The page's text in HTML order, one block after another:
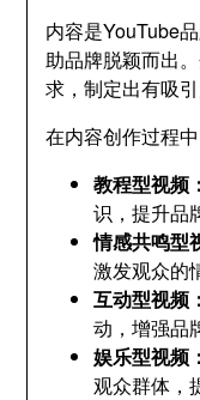
内容是YouTube
助品牌脱颖而出
求，制定出有吸引
在内容创作过程
教程型视频
识，提升品
情感共鸣型
激发观众的
互动型视频
动，增强品
娱乐型视频
观众群体，